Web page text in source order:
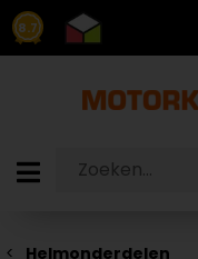
8.7
Helmonderdelen